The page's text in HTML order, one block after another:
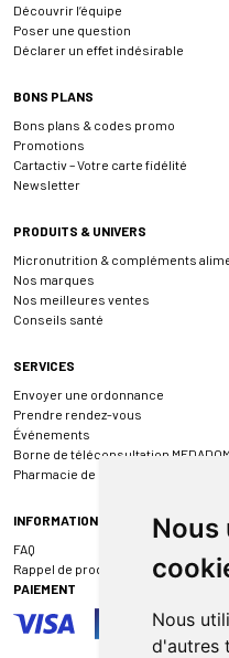
Nous
Nous
d'autres
Découvrir l’équipe
Poser une question
Déclarer un effet indésirable
BONS PLANS
Bons plans & codes promo
Promotions
Cartactiv – Votre carte fidélité
Newsletter
PRODUITS & UNIVERS
Micronutrition & compléments
Nos marques
Nos meilleures ventes
Conseils santé
SERVICES
Envoyer une ordonnance
Prendre rendez-vous
Événements
Borne de téléconsultation MEDADOM
Pharmacie de garde
INFORMATIONS
FAQ
Rappel de produit
PAIEMENT